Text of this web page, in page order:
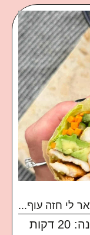
לי חזה עוף...
דקות